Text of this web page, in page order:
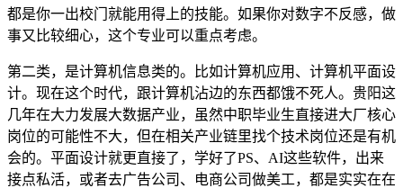
都是你一出校门就能用得上的技能。如果你对数字不反感，做
事又比较细心，这个专业可以重点考虑。
第二类，是计算机信息类的。比如计算机应用、计算机平面设
计。现在这个时代，跟计算机沾边的东西都饿不死人。贵阳这
几年在大力发展大数据产业，虽然中职毕业生直接进大厂核心
岗位的可能性不大，但在相关产业链里找个技术岗位还是有机
会的。平面设计就更直接了，学好了PS、AI这些软件，出来
接点私活，或者去广告公司、电商公司做美工，都是实实在在